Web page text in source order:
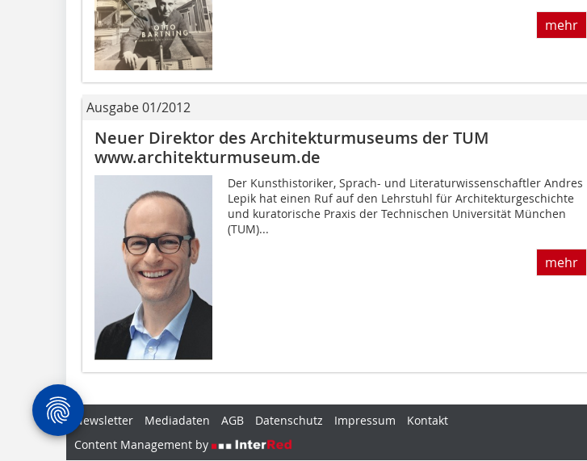
mehr
Ausgabe 01/2012
Neuer Direktor des Architekturmuseums der TUM
www.architekturmuseum.de
Der Kunsthistoriker, Sprach- und Literaturwissenschaftler Andres
Lepik hat einen Ruf auf den Lehrstuhl für Architekturgeschichte
und kuratorische Praxis der Technischen Universität München
(TUM)...
mehr
Newsletter Mediadaten AGB Datenschutz Impressum
Kontakt
Content Management by